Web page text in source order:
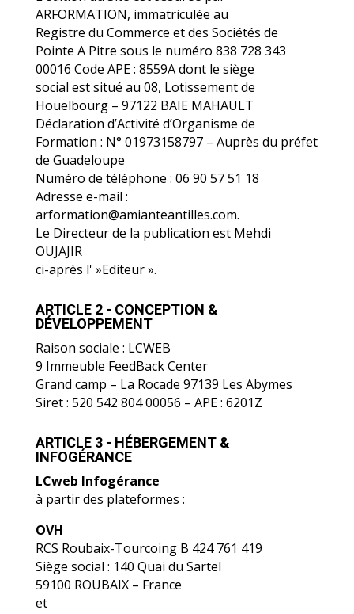
L’édition du Site est assurée par
ARFORMATION, immatriculée au
Registre du Commerce et des Sociétés de
Pointe A Pitre sous le numéro 838 728 343
00016 Code APE : 8559A dont le siège
social est situé au 08, Lotissement de
Houelbourg – 97122 BAIE MAHAULT
Déclaration d’Activité d’Organisme de
Formation : N° 01973158797 – Auprès du préfet
de Guadeloupe
Numéro de téléphone : 06 90 57 51 18
Adresse e-mail :
arformation@amianteantilles.com.
Le Directeur de la publication est Mehdi
OUJAJIR
ci-après l' »Editeur ».
ARTICLE 2 - CONCEPTION &
Raison sociale : LCWEB
9 Immeuble FeedBack Center
Grand camp – La Rocade 97139 Les Abymes
ARTICLE 3 - HÉBERGEMENT &
LCweb Infogérance
à partir des plateformes :
OVH
RCS Roubaix-Tourcoing B 424 761 419
Siège social : 140 Quai du Sartel
59100 ROUBAIX – France